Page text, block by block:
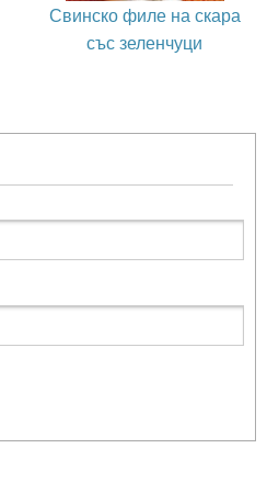
Свинско филе на скара
със зеленчуци